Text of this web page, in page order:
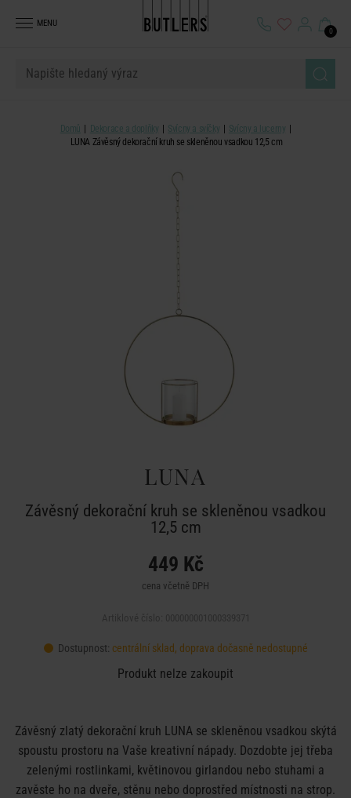
MENU
0
Domů Dekorace a doplňky Svícny a svíčky
Svícny a lucerny
LUNA Závěsný dekorační kruh se skleněnou vsadkou 12,5 cm
LUNA
Závěsný dekorační kruh se skleněnou vsadkou
12,5 cm
449 Kč
cena včetně DPH
Dostupnost: centrální sklad, doprava dočasně nedostupné
Produkt nelze zakoupit
Závěsný zlatý dekorační kruh LUNA se skleněnou vsadkou skýtá
spoustu prostoru na Vaše kreativní nápady. Dozdobte jej třeba
zelenými rostlinkami, květinovou girlandou nebo stuhami a
zavěste ho na dveře, stěnu nebo doprostřed místnosti na strop.